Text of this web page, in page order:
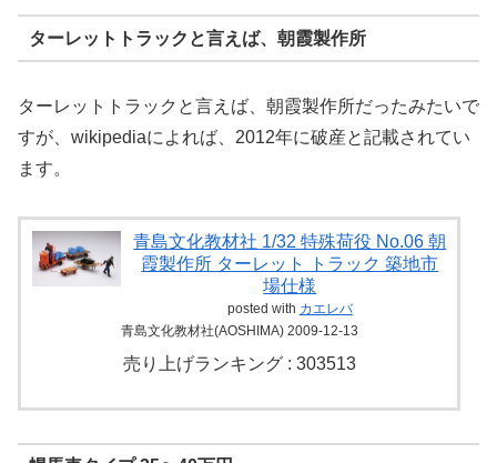
ターレットトラックと言えば、朝霞製作所
ターレットトラックと言えば、朝霞製作所だったみたいで
すが、wikipediaによれば、2012年に破産と記載されてい
ます。
青島文化教材社 1/32 特殊荷役 No.06 朝
霞製作所 ターレット トラック 築地市
場仕様
posted with カエレバ
青島文化教材社(AOSHIMA) 2009-12-13
売り上げランキング : 303513